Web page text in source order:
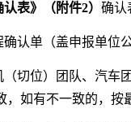
表》（附件2） 确认
认单（盖申报单位
切位）团队、汽车
，如有不一致的，按